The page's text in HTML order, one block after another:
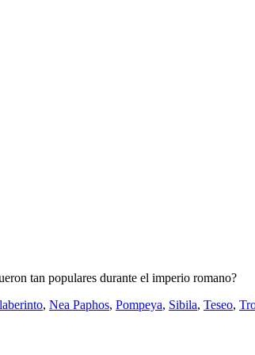
tan populares durante el imperio romano?
, Nea Paphos, Pompeya, Sibila, Teseo,